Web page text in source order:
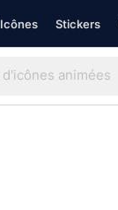
Icônes Stickers